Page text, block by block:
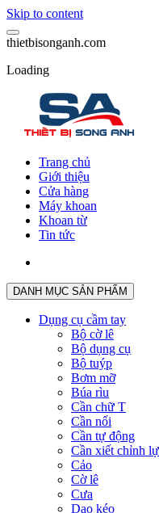
Skip to content
thietbisonganh.com
Loading
Trang chủ
Giới thiệu
Cửa hàng
Máy khoan
Khoan từ
Tin tức
DANH MỤC SẢN PHẨM
Dụng cụ cầm tay
Bộ cờ lê
Bộ dụng cụ
Bộ tuýp
Bơm mỡ
Búa rìu
Cần chữ T
Cần nối
Cần tự động
Cần xiết chỉnh
Cảo
Cờ lê
Cưa
Dao kéo